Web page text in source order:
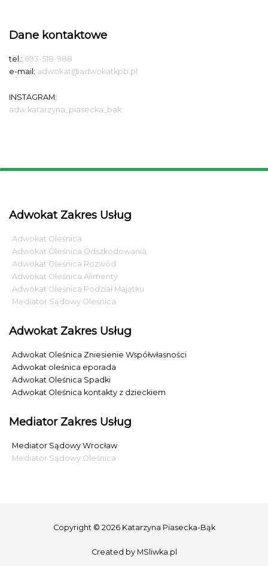
Dane kontaktowe
tel.: 693-518-988
e-mail: adwokat@adwokatkpb.pl
INSTAGRAM:
adw.katarzyna_piasecka_bak
Adwokat Zakres Usług
Adwokat Oleśnica
Adwokat Oleśnica Odszkodowania
Adwokat Oleśnica Rozwód
Adwokat Oleśnica Alimenty
Adwokat Oleśnica Podział Majątku
Mediator Sądowy Oleśnica
Adwokat Zakres Usług
Adwokat Oleśnica Zniesienie Współwłasności
Adwokat oleśnica eporada
Adwokat Oleśnica Spadki
Adwokat Oleśnica kontakty z dzieckiem
Mediator Zakres Usług
Mediator Sądowy Wrocław
Mediator Sądowy Oleśnica
Copyright © 2026 Katarzyna Piasecka-Bąk
Created by MSliwka.pl